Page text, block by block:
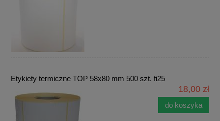
Etykiety termiczne TOP 58x80 mm 500 szt. fi25
18,00 zł
do koszyka